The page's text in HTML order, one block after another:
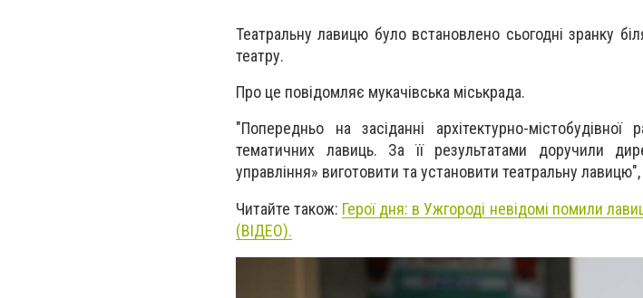
Театральну лавицю було встановлено сьогодні зранку
театру.
Про це повідомляє мукачівська міськрада.
"Попередньо на засіданні архітектурно-містобудівної
тематичних лавиць. За її результатами доручили
управління» виготовити та установити театральну лавицю",
Читайте також: Герої дня: в Ужгороді невідомі помили
(ВІДЕО).